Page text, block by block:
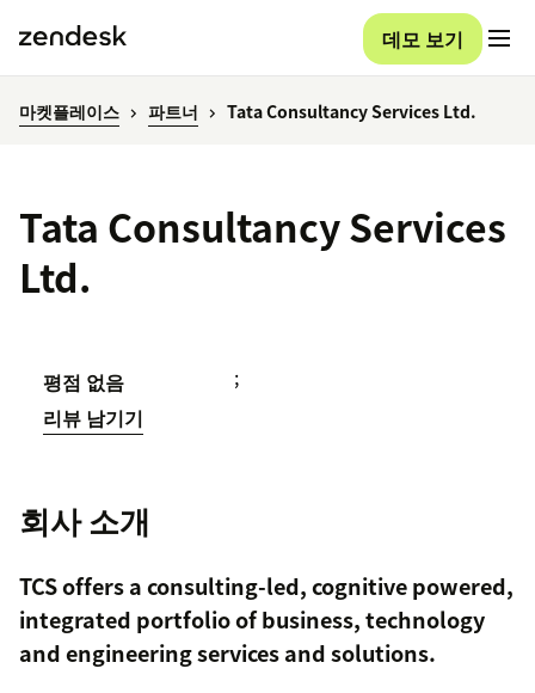
데모 보기
마켓플레이스 파트너 Tata Consultancy Services Ltd.
Tata Consultancy Services
Ltd.
평점 없음
리뷰 남기기
;
회사 소개
TCS offers a consulting-led, cognitive powered,
integrated portfolio of business, technology
and engineering services and solutions.